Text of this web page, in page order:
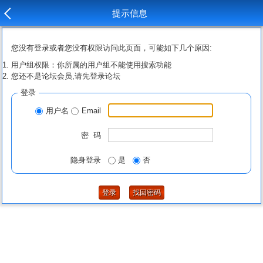
提示信息
您没有登录或者您没有权限访问此页面，可能如下几个原因:
用户组权限：你所属的用户组不能使用搜索功能
您还不是论坛会员,请先登录论坛
登录
用户名 Email
密 码
隐身登录 是 否